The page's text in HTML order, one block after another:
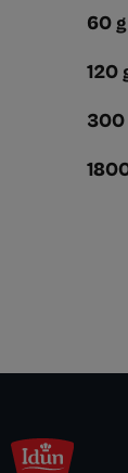
60 g
120
300